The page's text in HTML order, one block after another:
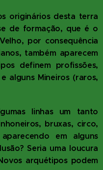
originários desta terra
de formação, que é o
por consequência
também aparecem
definem profissões,
alguns Mineiros (raros,
linhas um tanto
bruxas, circo,
em alguns
Seria uma loucura
arquétipos podem